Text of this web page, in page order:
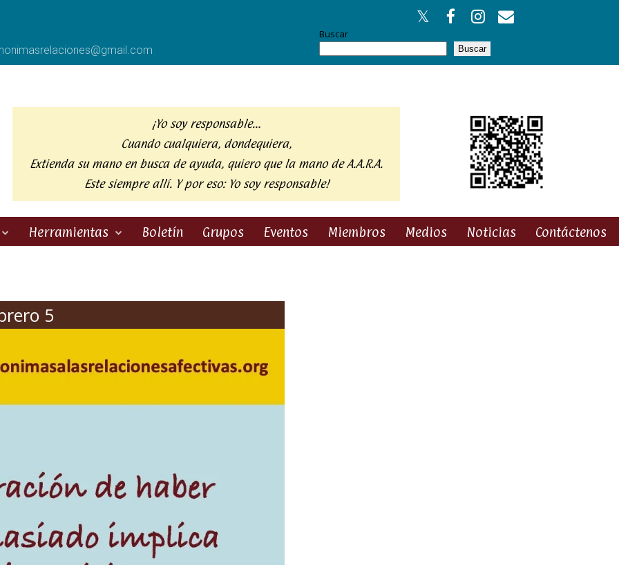
Buscar
Buscar
¡Yo soy responsable…
Cuando cualquiera, dondequiera,
Extienda su mano en busca de ayuda, quiero que la mano de A.A.R.A.
Este siempre allí. Y por eso: Yo soy responsable!
Herramientas Boletín Grupos Eventos Miembros Medios Noticias Contáctenos
5